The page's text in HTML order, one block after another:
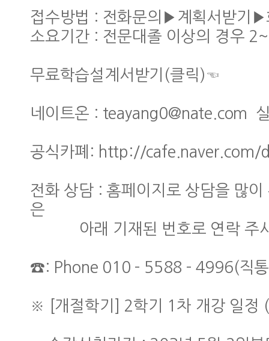
접수방법 : 전화문의▶계획서받기
소요기간 : 전문대졸 이상의 경우
무료학습설계서받기(클릭)☜
네이트온 : teayang0@nate.com
공식카폐: http://cafe.naver.com/
전화 상담 : 홈페이지로 상담을 많
은
아래 기재된 번호로 연락 주시
☎: Phone 010 - 5588 - 4996(직
※ [개절학기] 2학기 1차 개강 일정